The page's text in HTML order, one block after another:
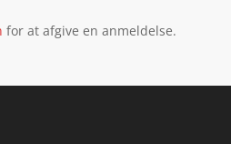
for at afgive en anmeldelse.